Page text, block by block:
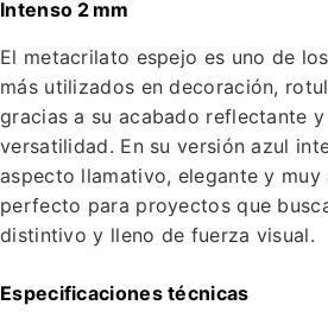
Intenso 2 mm
El metacrilato espejo es uno de
más utilizados en decoración,
gracias a su acabado reflectante y
versatilidad. En su versión azul
aspecto llamativo, elegante y muy
perfecto para proyectos que
distintivo y lleno de fuerza visual.
Especificaciones técnicas